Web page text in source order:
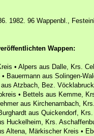
1982. 96 Wappenbl.,
Wappen:
• Alpers aus Dalle, Krs.
Bauermann aus Solingen-
Atzbach, Bez.
• Bettels aus Kemme,
aus Kirchenarnbach,
aus Quickendorf, Krs.
Huckelheim, Krs.
Altena, Märkischer Kreis •